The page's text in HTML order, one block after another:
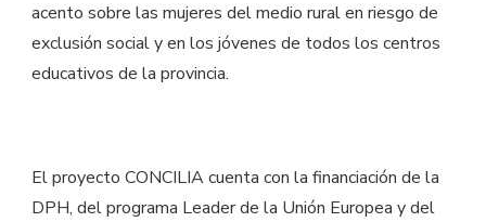
acento sobre las mujeres del medio rural en riesgo de
exclusión social y en los jóvenes de todos los centros
educativos de la provincia.
El proyecto CONCILIA cuenta con la financiación de la
DPH, del programa Leader de la Unión Europea y del